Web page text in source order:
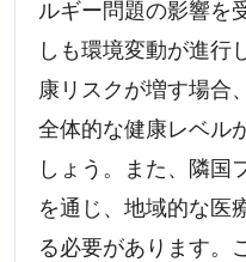
ルギー問題の影響を
しも環境変動が進行
康リスクが増す場合
全体的な健康レベル
しょう。また、隣国
を通じ、地域的な医
る必要があります。